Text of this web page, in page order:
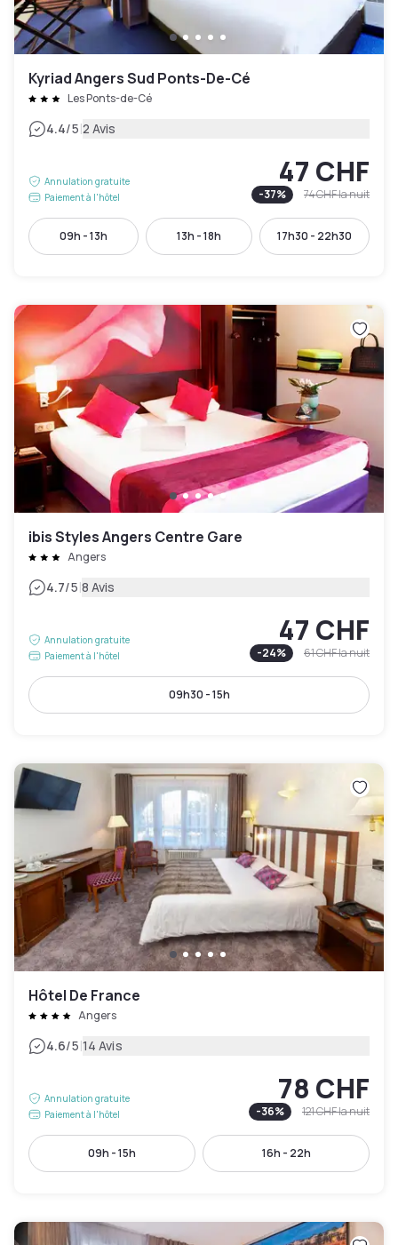
Kyriad Angers Sud Ponts-De-Cé
Les Ponts-de-Cé
4.4/5|2 Avis
Annulation gratuite
Paiement à l'hôtel
47 CHF
-37% 74 CHFla nuit
09h - 13h 13h - 18h 17h30 - 22h30
ibis Styles Angers Centre Gare
Angers
4.7/5|8 Avis
Annulation gratuite
Paiement à l'hôtel
47 CHF
-24% 61 CHFla nuit
09h30 - 15h
Hôtel De France
Angers
4.6/5|14 Avis
Annulation gratuite
Paiement à l'hôtel
78 CHF
-36% 121 CHFla nuit
09h - 15h 16h - 22h